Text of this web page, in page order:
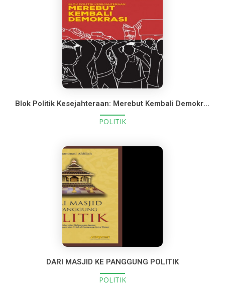
Blok Politik Kesejahteraan: Merebut Kembali Demokrasi
POLITIK
DARI MASJID KE PANGGUNG POLITIK
POLITIK